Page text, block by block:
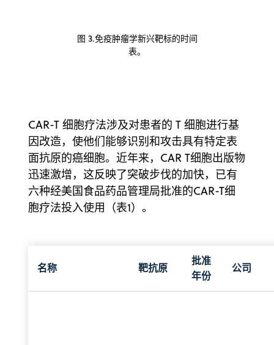
图 3.免疫肿瘤学新兴靶标的时间
表。
CAR-T 细胞疗法涉及对患者的 T 细胞进行基
因改造，使他们能够识别和攻击具有特定表
面抗原的癌细胞。近年来，CAR T细胞出版物
迅速激增，这反映了突破步伐的加快，已有
六种经美国食品药品管理局批准的CAR-T细
胞疗法投入使用（表1）。
名称 靶抗原
批准
年份
公司